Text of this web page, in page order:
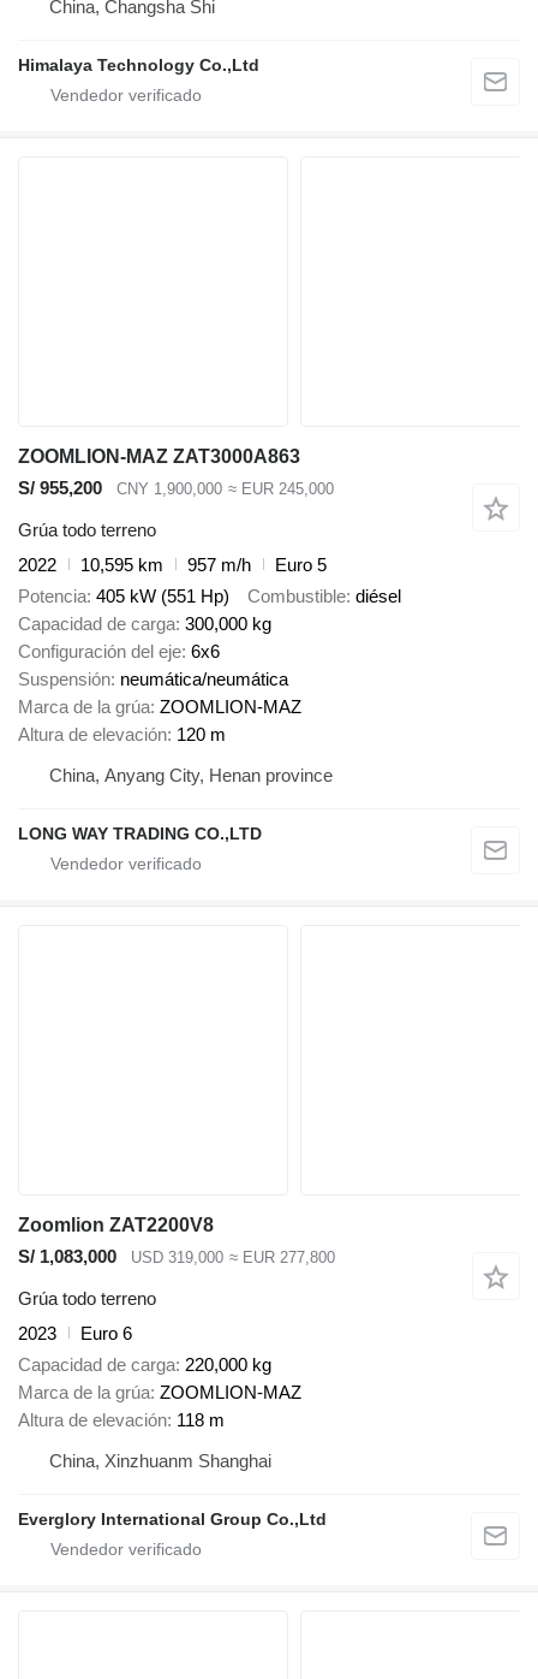
China, Changsha Shi
Himalaya Technology Co.,Ltd
ZOOMLION-MAZ ZAT3000A863
S/ 955,200
CNY 1,900,000 ≈ EUR 245,000
Grúa todo terreno
2022
10,595 km 957 m/h
Euro 5
Potencia 405 kW (551 Hp) Combustible diésel
Capacidad de carga 300,000 kg
Configuración del eje 6x6
Suspensión neumática/neumática
Marca de la grúa ZOOMLION-MAZ
Altura de elevación 120 m
China, Anyang City, Henan province
LONG WAY TRADING CO.,LTD
Zoomlion ZAT2200V8
S/ 1,083,000
USD 319,000 ≈ EUR 277,800
Grúa todo terreno
2023
Euro 6
Capacidad de carga 220,000 kg
Marca de la grúa ZOOMLION-MAZ
Altura de elevación 118 m
China, Xinzhuanm Shanghai
Everglory International Group Co.,Ltd